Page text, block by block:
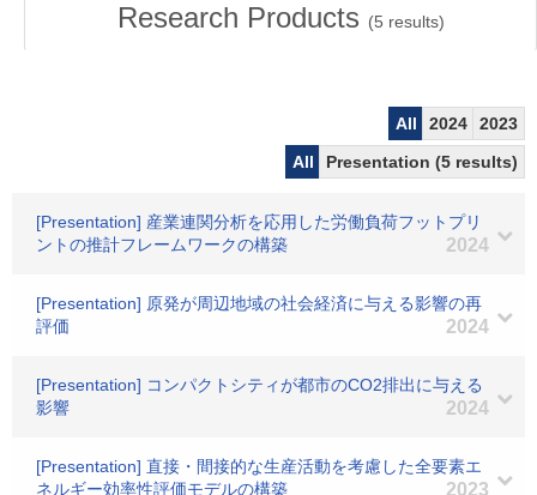
Research Products (5 results)
All 2024
2023
All
Presentation (5 results)
[Presentation] 産業連関分析を応用した労働負荷フットプリ
ントの推計フレームワークの構築
2024
[Presentation] 原発が周辺地域の社会経済に与える影響の再
評価
2024
[Presentation] コンパクトシティが都市のCO2排出に与える
影響
2024
[Presentation] 直接・間接的な生産活動を考慮した全要素エ
ネルギー効率性評価モデルの構築
2023